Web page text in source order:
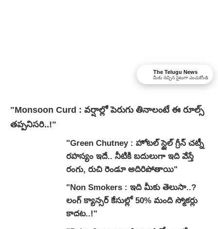
"Monsoon Curd : వర్షాల్లో పెరుగు తినాలంటే ఈ రూల్స్
తప్పనిసరి..!"
"Green Chutney : హోటల్ స్టైల్ గ్రీన్ చట్నీ
రహస్యం ఇదే.. నీటికి బదులుగా ఇది వేస్తే
రంగు, రుచి రెండూ అదిరిపోతాయి"
"Non Smokers : ఇది మీకు తెలుసా..?
లంగ్ క్యాన్సర్ కేసుల్లో 50% మంది స్మోకర్లు
కాదట..!"
The Telugu News
మీకు నచ్చిన సైటుగా ఎంచుకోండి